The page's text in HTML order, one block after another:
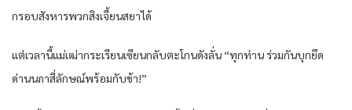
กรอบสังหารพวกสิงเจี้ยนสยาได้
แต่เวลานี้แม่เฒ่ากระเรียนเซียนกลับตะโกนดังลั่น “ทุกท่าน ร่วมกันบุกยึด
ด่านนภาสี่ลักษณ์พร้อมกับข้า!”